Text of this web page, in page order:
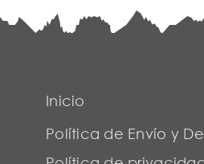
Inicio
Política de Envío y